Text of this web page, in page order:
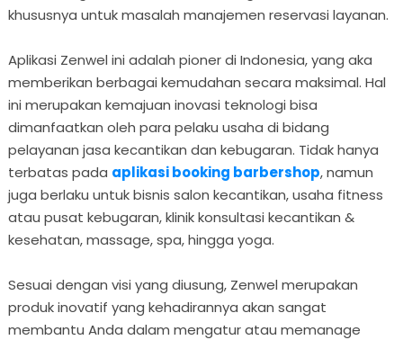
khususnya untuk masalah manajemen reservasi layanan.
Aplikasi Zenwel ini adalah pioner di Indonesia, yang aka
memberikan berbagai kemudahan secara maksimal. Hal
ini merupakan kemajuan inovasi teknologi bisa
dimanfaatkan oleh para pelaku usaha di bidang
pelayanan jasa kecantikan dan kebugaran. Tidak hanya
terbatas pada aplikasi booking barbershop, namun
juga berlaku untuk bisnis salon kecantikan, usaha fitness
atau pusat kebugaran, klinik konsultasi kecantikan &
kesehatan, massage, spa, hingga yoga.
Sesuai dengan visi yang diusung, Zenwel merupakan
produk inovatif yang kehadirannya akan sangat
membantu Anda dalam mengatur atau memanage